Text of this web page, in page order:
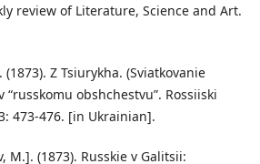
review of Literature, Science and Art.
Z Tsіurykha. (Sviatkovanie
obshchestvu”. Rossіiskі
473-476. [in Ukrainian].
M.]. (1873). Russkie v Galitsii: